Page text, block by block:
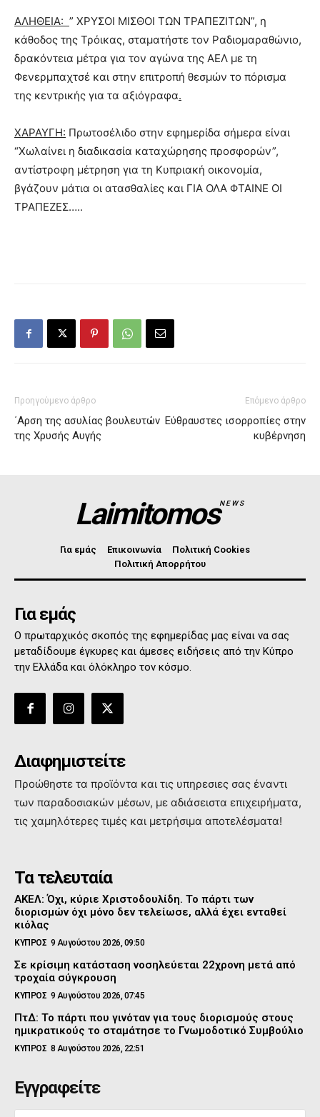
ΑΛΗΘΕΙΑ: ” ΧΡΥΣΟΙ ΜΙΣΘΟΙ ΤΩΝ ΤΡΑΠΕΖΙΤΩΝ”, η
κάθοδος της Τρόικας, σταματήστε τον Ραδιομαραθώνιο,
δρακόντεια μέτρα για τον αγώνα της ΑΕΛ με τη
Φενερμπαχτσέ και στην επιτροπή θεσμών το πόρισμα
της κεντρικής για τα αξιόγραφα.
ΧΑΡΑΥΓΗ: Πρωτοσέλιδο στην εφημερίδα σήμερα είναι
“Χωλαίνει η διαδικασία καταχώρησης προσφορών”,
αντίστροφη μέτρηση για τη Κυπριακή οικονομία,
βγάζουν μάτια οι ατασθαλίες και ΓΙΑ ΟΛΑ ΦΤΑΙΝΕ ΟΙ
ΤΡΑΠΕΖΕΣ…..
Προηγούμενο άρθρο
΄Αρση της ασυλίας βουλευτών
της Χρυσής Αυγής
Επόμενο άρθρο
Εύθραυστες ισορροπίες στην
κυβέρνηση
LaimitomosNEWS
Για εμάς Επικοινωνία
Πολιτική Cookies
Πολιτική Απορρήτου
Για εμάς
Ο πρωταρχικός σκοπός της εφημερίδας μας είναι να σας
μεταδίδουμε έγκυρες και άμεσες ειδήσεις από την Κύπρο
την Ελλάδα και όλόκληρο τον κόσμο.
Διαφημιστείτε
Προώθηστε τα προϊόντα και τις υπηρεσιες σας έναντι
των παραδοσιακών μέσων, με αδιάσειστα επιχειρήματα,
τις χαμηλότερες τιμές και μετρήσιμα αποτελέσματα!
Τα τελευταία
ΑΚΕΛ: Όχι, κύριε Χριστοδουλίδη. Το πάρτι των
διορισμών όχι μόνο δεν τελείωσε, αλλά έχει ενταθεί
κιόλας
ΚΥΠΡΟΣ 9 Αυγούστου 2026, 09:50
Σε κρίσιμη κατάσταση νοσηλεύεται 22χρονη μετά από
τροχαία σύγκρουση
ΚΥΠΡΟΣ 9 Αυγούστου 2026, 07:45
ΠτΔ: Το πάρτι που γινόταν για τους διορισμούς στους
ημικρατικούς το σταμάτησε το Γνωμοδοτικό Συμβούλιο
ΚΥΠΡΟΣ 8 Αυγούστου 2026, 22:51
Εγγραφείτε